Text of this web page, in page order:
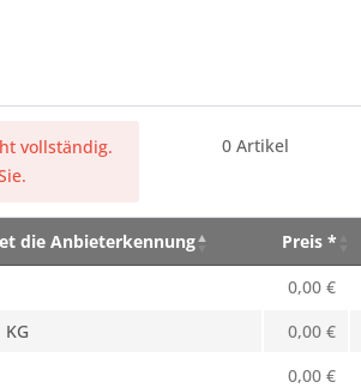
vollständig.
0 Artikel
die Anbieterkennung Preis *
die Anbieterkennung
Preis *
0,00 €
0,00 €
0,00 €